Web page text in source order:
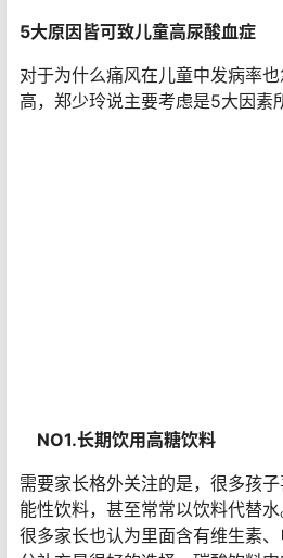
5大原因皆可致儿童高尿酸血症
对于为什么痛风在儿童中发病率
高，郑少玲说主要考虑是5大因素